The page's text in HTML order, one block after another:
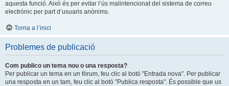
aquesta funció. Això és per evitar l’ús malintencionat del sistema de correu
electrònic per part d’usuaris anònims.
Torna a l’inici
Problemes de publicació
Com publico un tema nou o una resposta?
Per publicar un tema en un fòrum, feu clic al botó "Entrada nova". Per publicar
una resposta en un tam, feu clic al botó "Publica resposta". És possible que us